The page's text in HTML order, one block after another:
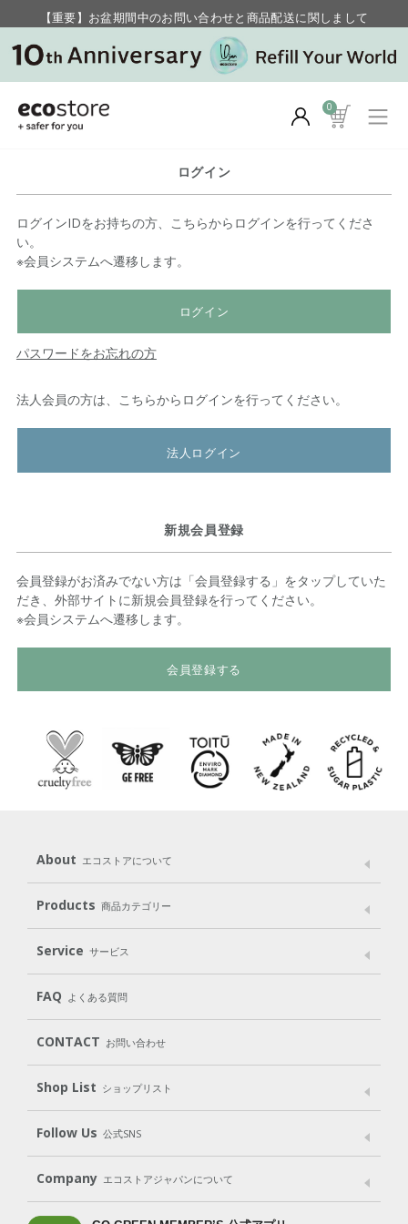
【重要】お盆期間中のお問い合わせと商品配送に関しまして
毎月お得にポイントが貯まる！ “月のポイントアップデー”
0
ログイン
ログインIDをお持ちの方、こちらからログインを行ってくださ
い。
※会員システムへ遷移します。
ログイン
パスワードをお忘れの方
法人会員の方は、こちらからログインを行ってください。
法人ログイン
新規会員登録
会員登録がお済みでない方は「会員登録する」をタップしていた
だき、外部サイトに新規会員登録を行ってください。
※会員システムへ遷移します。
会員登録する
About エコストアについて
メッセージ ブランドストーリー
パッケージへのこだわり
動物実験をしない
Products 商品カテゴリー
Laundry
Cleaning Baby Kids
Body（ボディ） Hair（ヘア） Oral care（オーラルケア）
Goods （グッズ）
Gift set
Service サービス
User Guide
Subscription（定期便）
FAQ よくある質問
CONTACT お問い合わせ
Shop List ショップリスト
Shop List
Follow Us 公式SNS
LINE＠ Instagram Facebook
Company エコストアジャパンについて
会社案内 ご利用規約 プライバシーポリシー